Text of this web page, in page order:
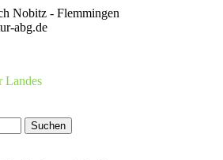
Nobitz - Flemmingen
abg.de
Landes